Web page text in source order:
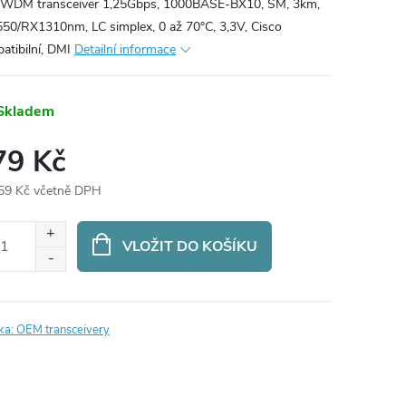
transceiver 1,25Gbps, 1000BASE-BX10, SM, 3km,
RX1310nm, LC simplex, 0 až 70°C, 3,3V, Cisco
DMI Detailní informace
Kč
Kč včetně DPH
VLOŽIT DO KOŠÍKU
OEM transceivery